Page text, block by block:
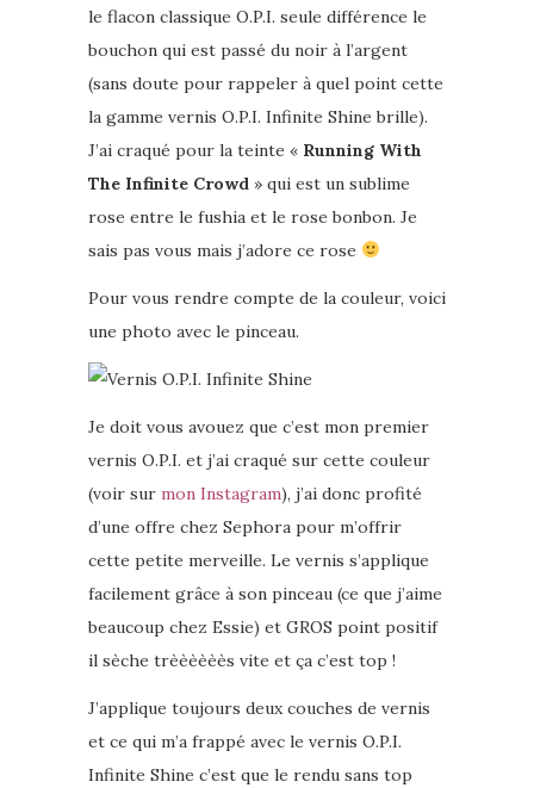
le flacon classique O.P.I. seule différence le
bouchon qui est passé du noir à l’argent
(sans doute pour rappeler à quel point cette
la gamme vernis O.P.I. Infinite Shine brille).
J’ai craqué pour la teinte « Running With
The Infinite Crowd » qui est un sublime
rose entre le fushia et le rose bonbon. Je
sais pas vous mais j’adore ce rose
Pour vous rendre compte de la couleur, voici
une photo avec le pinceau.
Je doit vous avouez que c’est mon premier
vernis O.P.I. et j’ai craqué sur cette couleur
(voir sur mon Instagram), j’ai donc profité
d’une offre chez Sephora pour m’offrir
cette petite merveille. Le vernis s’applique
facilement grâce à son pinceau (ce que j’aime
beaucoup chez Essie) et GROS point positif
il sèche trèèèèèès vite et ça c’est top !
J’applique toujours deux couches de vernis
et ce qui m’a frappé avec le vernis O.P.I.
Infinite Shine c’est que le rendu sans top